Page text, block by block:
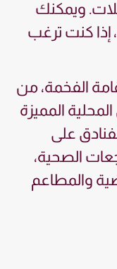
ويمكنك
إذا كنت ترغب
الفخمة، من
المميزة
على
الصحية،
والمطاعم